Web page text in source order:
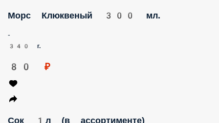
Морс Клюквеный 300 мл.
-
340 г.
80 ₽
Сок 1л (в ассортименте)